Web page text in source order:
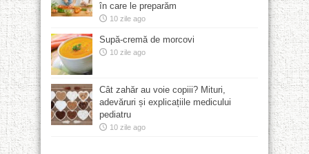
în care le preparăm
10 zile ago
Supă-cremă de morcovi
10 zile ago
Cât zahăr au voie copiii? Mituri,
adevăruri și explicațiile medicului
pediatru
10 zile ago